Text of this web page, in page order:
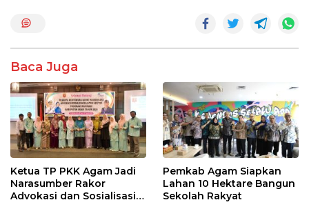
o
k
p
Baca Juga
Ketua TP PKK Agam Jadi
Narasumber Rakor
Advokasi dan Sosialisasi
Pemkab Agam Siapkan
Lahan 10 Hektare Bangun
Sekolah Rakyat